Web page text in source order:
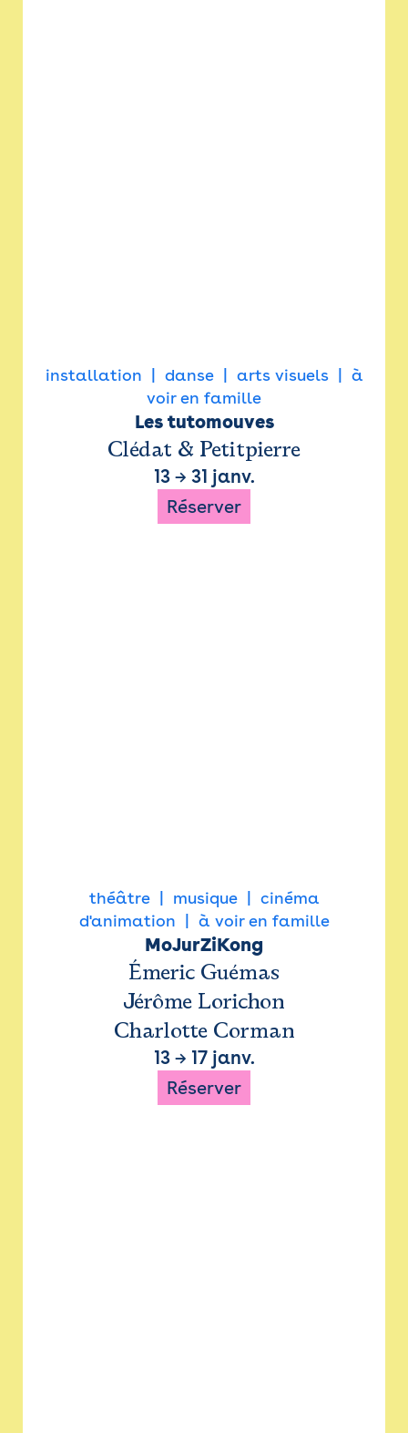
installation danse arts visuels
à
voir en famille
Les tutomouves
Clédat & Petitpierre
13→ 31 janv.
Réserver
théâtre musique
cinéma
d'animation
à voir en famille
MoJurZiKong
Émeric Guémas
Jérôme Lorichon
Charlotte Corman
13→ 17 janv.
Réserver